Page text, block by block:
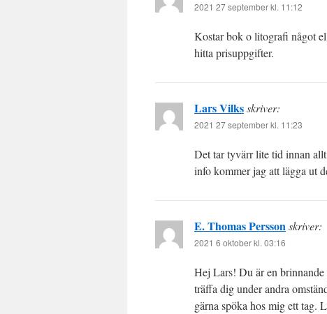
2021 27 september kl. 11:12
Kostar bok o litografi något
hitta prisuppgifter.
Lars Vilksskriver:
2021 27 september kl. 11:23
Det tar tyvärr lite tid innan
info kommer jag att lägga ut
E. Thomas Perssonskriver:
2021 6 oktober kl. 03:16
Hej Lars! Du är en
träffa dig under andra
gärna spöka hos mig ett tag.